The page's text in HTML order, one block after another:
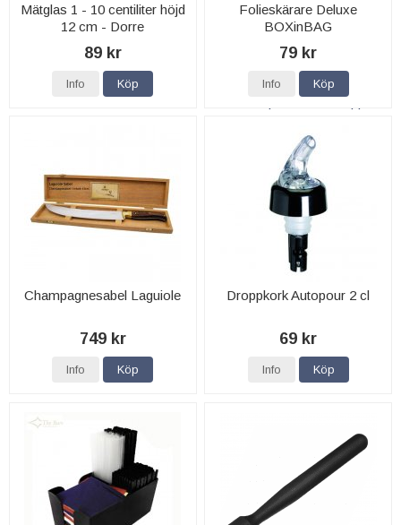
Mätglas 1 - 10 centiliter höjd
12 cm - Dorre
89 kr
Info Köp
Folieskärare Deluxe
BOXinBAG
79 kr
Info Köp
Champagnesabel Laguiole
749 kr
Info Köp
Droppkork Autopour 2 cl
69 kr
Info Köp